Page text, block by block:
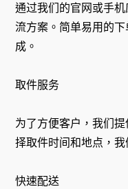
通过我们的官网或手
流方案。简单易用的
成。
取件服务
为了方便客户，我们
择取件时间和地点，
快速配送